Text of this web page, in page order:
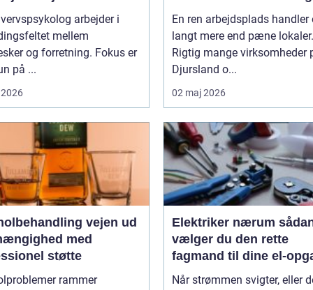
arbejder i
mellem
og forretning. Fokus er
på ...
af rengøringen
En ren arbejdsplads handler
langt mere end pæne lokaler.
Rigtig mange virksomheder
Djursland o...
02 maj 2026
vejen ud
med
støtte
rammer
Elektriker nærum sådan
vælger du den rette
fagmand til dine el-
Når strømmen svigter, eller